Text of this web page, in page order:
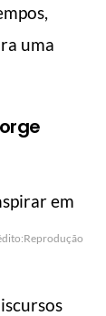
uma